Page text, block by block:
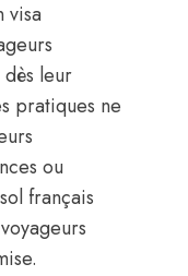
visa
leur
pratiques ne
ou
français